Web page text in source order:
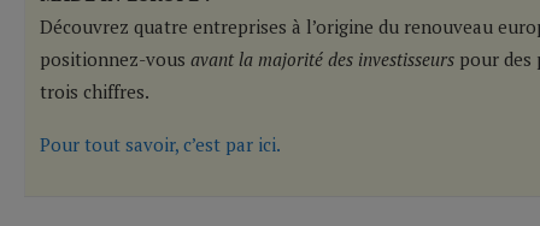
Découvrez quatre entreprises à l’origine du renouveau
positionnez-vous avant la majorité des investisseurs pour des
trois chiffres.
Pour tout savoir, c’est par ici.